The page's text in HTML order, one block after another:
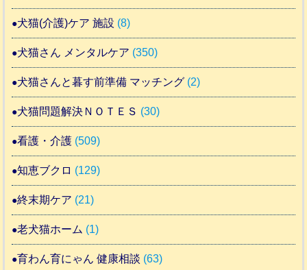
犬猫(介護)ケア 施設 (8)
犬猫さん メンタルケア (350)
犬猫さんと暮す前準備 マッチング (2)
犬猫問題解決ＮＯＴＥＳ (30)
看護・介護 (509)
知恵ブクロ (129)
終末期ケア (21)
老犬猫ホーム (1)
育わん育にゃん 健康相談 (63)